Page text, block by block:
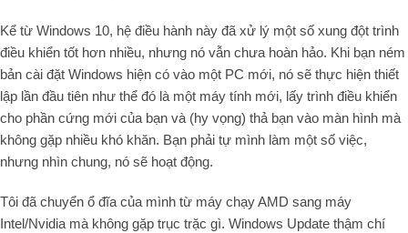
Kể từ Windows 10, hệ điều hành này đã xử lý một số xung đột trình
điều khiển tốt hơn nhiều, nhưng nó vẫn chưa hoàn hảo. Khi bạn ném
bản cài đặt Windows hiện có vào một PC mới, nó sẽ thực hiện thiết
lập lần đầu tiên như thể đó là một máy tính mới, lấy trình điều khiển
cho phần cứng mới của bạn và (hy vọng) thả bạn vào màn hình mà
không gặp nhiều khó khăn. Bạn phải tự mình làm một số việc,
nhưng nhìn chung, nó sẽ hoạt động.
Tôi đã chuyển ổ đĩa của mình từ máy chạy AMD sang máy
Intel/Nvidia mà không gặp trục trặc gì. Windows Update thậm chí